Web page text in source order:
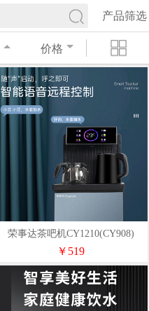
产品筛选
价格
荣事达茶吧机CY1210(CY908)
￥519